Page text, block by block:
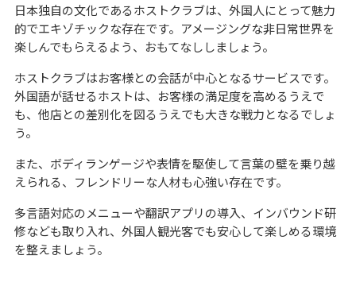
日本独自の文化であるホストクラブは、外国人にとって魅力
的でエキゾチックな存在です。アメージングな非日常世界を
楽しんでもらえるよう、おもてなししましょう。
ホストクラブはお客様との会話が中心となるサービスです。
外国語が話せるホストは、お客様の満足度を高めるうえで
も、他店との差別化を図るうえでも大きな戦力となるでしょ
う。
また、ボディランゲージや表情を駆使して言葉の壁を乗り越
えられる、フレンドリーな人材も心強い存在です。
多言語対応のメニューや翻訳アプリの導入、インバウンド研
修なども取り入れ、外国人観光客でも安心して楽しめる環境
を整えましょう。